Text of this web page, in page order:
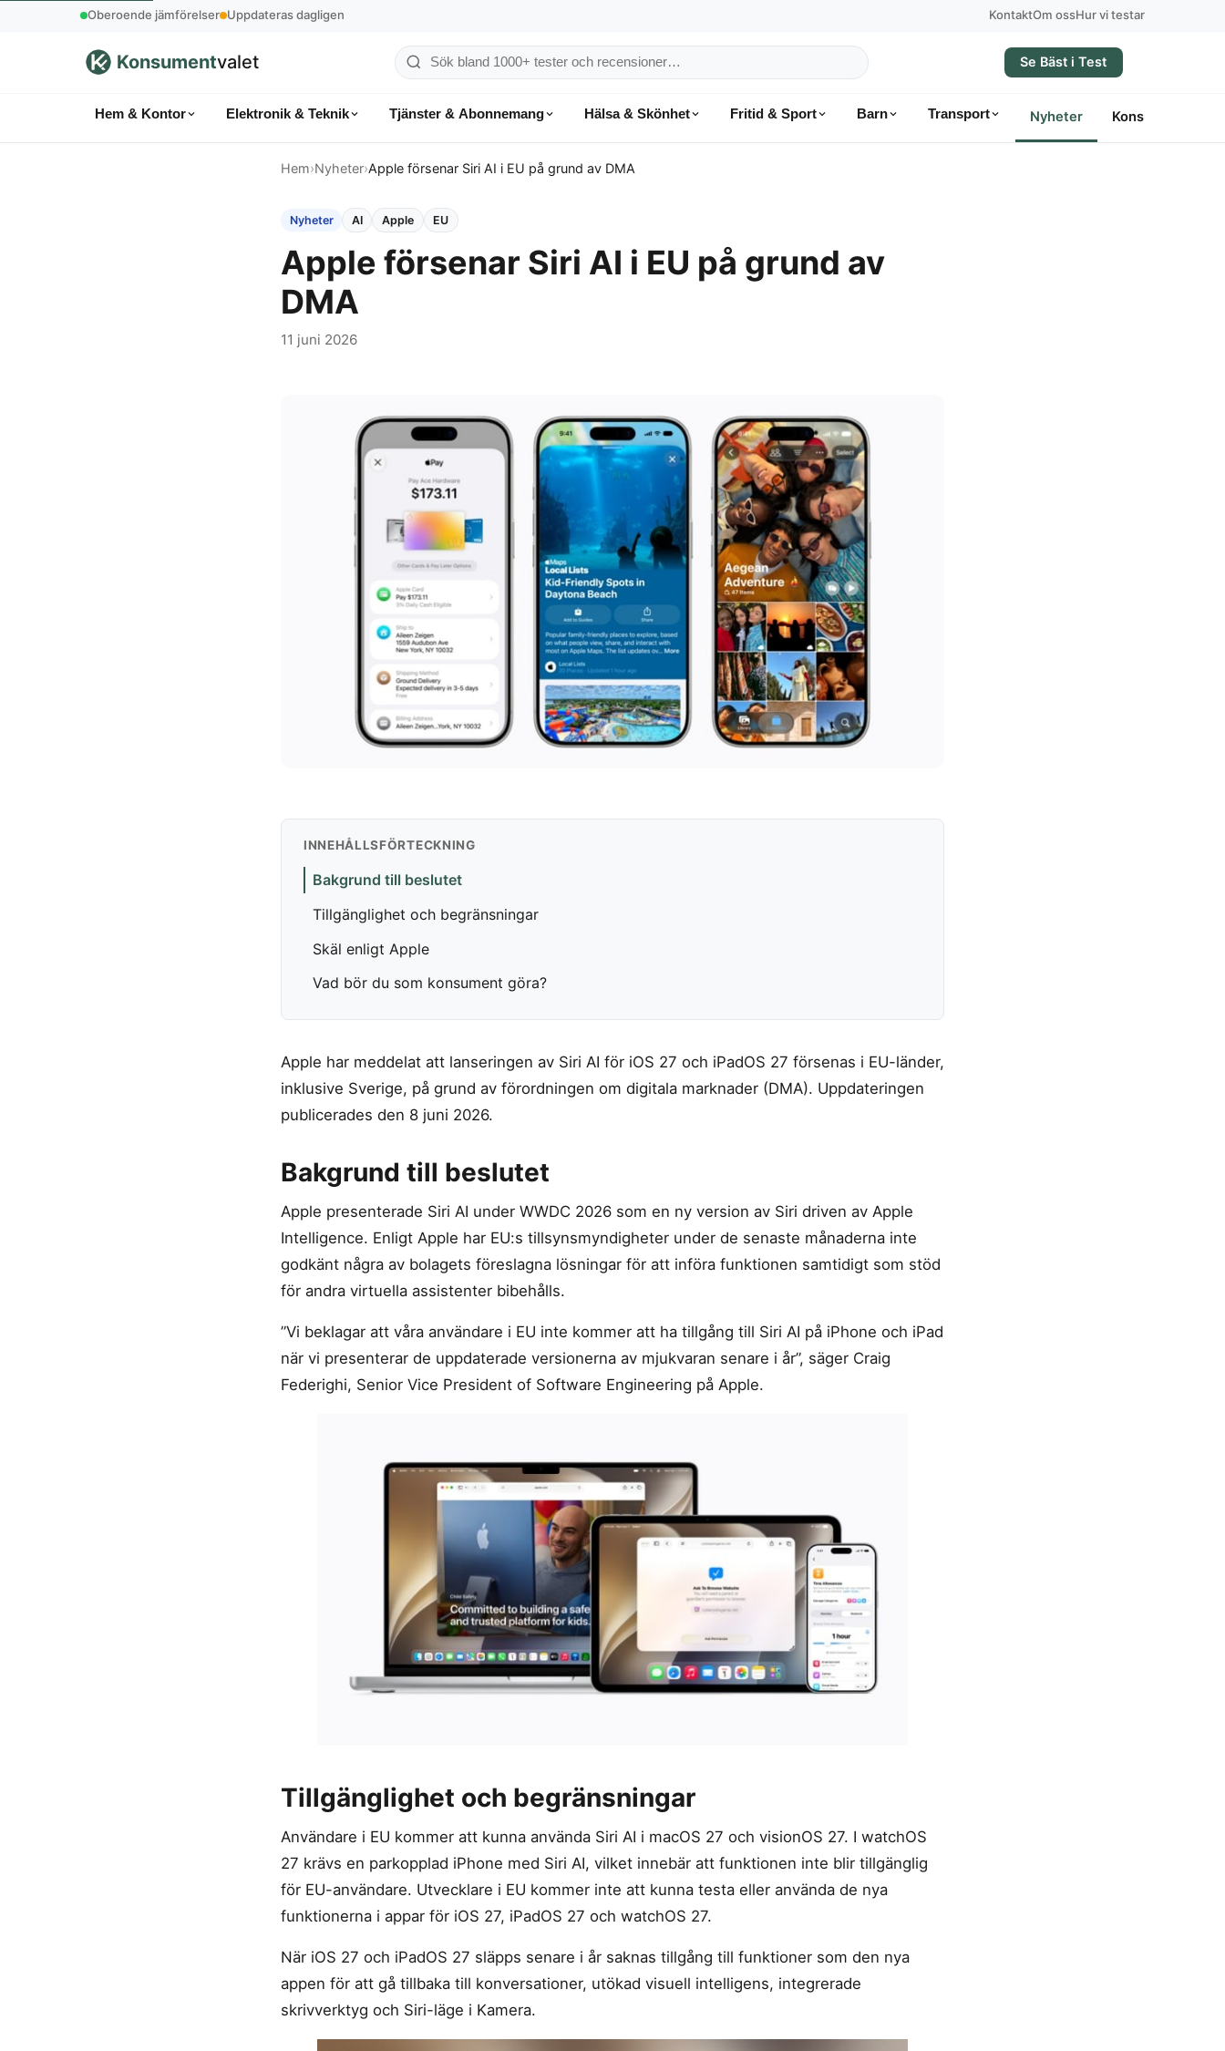
Oberoende jämförelser Uppdateras dagligen KontaktOm ossHur vi testar
Konsumentvalet
Sök
konsumentvalet
Se Bäst i Test
Hem & Kontor Elektronik & Teknik Tjänster & Abonnemang Hälsa & Skönhet Fritid & Sport Barn Transport Nyheter
Hem›Nyheter›Apple försenar Siri AI i EU på grund av DMA
Nyheter AI Apple EU
Apple försenar Siri AI i EU på grund av
DMA
11 juni 2026
INNEHÅLLSFÖRTECKNING
Bakgrund till beslutet
Tillgänglighet och begränsningar
Skäl enligt Apple
Vad bör du som konsument göra?
Apple har meddelat att lanseringen av Siri AI för iOS 27 och iPadOS 27 försenas i EU-länder,
inklusive Sverige, på grund av förordningen om digitala marknader (DMA). Uppdateringen
publicerades den 8 juni 2026.
Bakgrund till beslutet
Apple presenterade Siri AI under WWDC 2026 som en ny version av Siri driven av Apple
Intelligence. Enligt Apple har EU:s tillsynsmyndigheter under de senaste månaderna inte
godkänt några av bolagets föreslagna lösningar för att införa funktionen samtidigt som stöd
för andra virtuella assistenter bibehålls.
”Vi beklagar att våra användare i EU inte kommer att ha tillgång till Siri AI på iPhone och iPad
när vi presenterar de uppdaterade versionerna av mjukvaran senare i år”, säger Craig
Federighi, Senior Vice President of Software Engineering på Apple.
Tillgänglighet och begränsningar
Användare i EU kommer att kunna använda Siri AI i macOS 27 och visionOS 27. I watchOS
27 krävs en parkopplad iPhone med Siri AI, vilket innebär att funktionen inte blir tillgänglig
för EU-användare. Utvecklare i EU kommer inte att kunna testa eller använda de nya
funktionerna i appar för iOS 27, iPadOS 27 och watchOS 27.
När iOS 27 och iPadOS 27 släpps senare i år saknas tillgång till funktioner som den nya
appen för att gå tillbaka till konversationer, utökad visuell intelligens, integrerade
skrivverktyg och Siri-läge i Kamera.